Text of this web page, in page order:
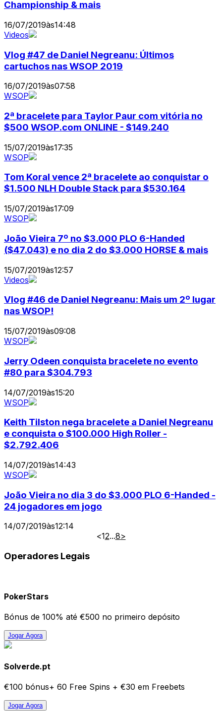
Championship & mais
16/07/2019às14:48
Videos
Vlog #47 de Daniel Negreanu: Últimos
cartuchos nas WSOP 2019
16/07/2019às07:58
WSOP
2ª bracelete para Taylor Paur com vitória no
$500 WSOP.com ONLINE - $149.240
15/07/2019às17:35
WSOP
Tom Koral vence 2ª bracelete ao conquistar o
$1.500 NLH Double Stack para $530.164
15/07/2019às17:09
WSOP
João Vieira 7º no $3.000 PLO 6-Handed
($47.043) e no dia 2 do $3.000 HORSE & mais
15/07/2019às12:57
Videos
Vlog #46 de Daniel Negreanu: Mais um 2º lugar
nas WSOP!
15/07/2019às09:08
WSOP
Jerry Odeen conquista bracelete no evento
#80 para $304.793
14/07/2019às15:20
WSOP
Keith Tilston nega bracelete a Daniel Negreanu
e conquista o $100.000 High Roller -
$2.792.406
14/07/2019às14:43
WSOP
João Vieira no dia 3 do $3.000 PLO 6-Handed -
24 jogadores em jogo
14/07/2019às12:14
<12...8>
Operadores Legais
PokerStars
Bónus de 100% até €500 no primeiro depósito
Jogar Agora
Solverde.pt
€100 bónus+ 60 Free Spins + €30 em Freebets
Jogar Agora